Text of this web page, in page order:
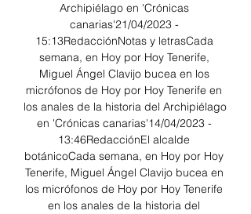
Archipiélago en 'Crónicas
canarias'21/04/2023 -
15:13RedacciónNotas y letrasCada
semana, en Hoy por Hoy Tenerife,
Miguel Ángel Clavijo bucea en los
micrófonos de Hoy por Hoy Tenerife en
los anales de la historia del Archipiélago
en 'Crónicas canarias'14/04/2023 -
13:46RedacciónEl alcalde
botánicoCada semana, en Hoy por Hoy
Tenerife, Miguel Ángel Clavijo bucea en
los micrófonos de Hoy por Hoy Tenerife
en los anales de la historia del